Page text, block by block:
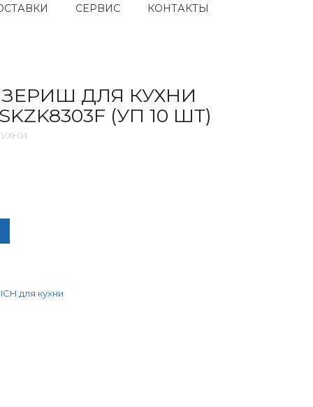
СЕРВИС КОНТАКТЫ
ДЛЯ КУХНИ
(УП 10 ШТ)
для кухни